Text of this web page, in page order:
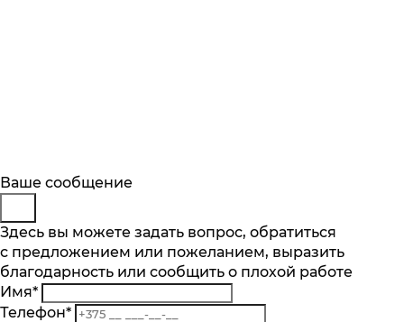
Описание
Отзывы
Основные характеристики
Макс. количество бутылок об. 0,75 л.
44
Количество температурных зон шт.
Будьте в курсе
Подпишитесь на последние обновления
и узнавайте о новинках и специальных
предложениях первыми
Подписаться
Заказ обратного звонка
Представьтесь
Телефон*
Комментарий
Ваше сообщение
Здесь вы можете задать вопрос, обратиться
с предложением или пожеланием, выразить
благодарность или сообщить о плохой работе
Имя*
Телефон*